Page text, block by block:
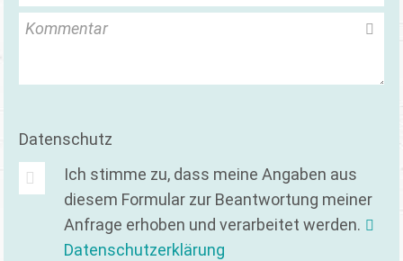
Kommentar
Datenschutz
Ich stimme zu, dass meine Angaben aus
diesem Formular zur Beantwortung meiner
Anfrage erhoben und verarbeitet werden.
Datenschutzerklärung